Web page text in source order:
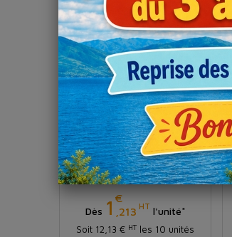
Étiquette fromage
rectangulaire rouge
Dès 1 €
,213 HT l'unité*
Soit 12,13 € HT les 10 unités